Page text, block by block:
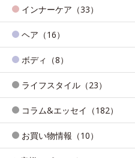
インナーケア（33）
ヘア（16）
ボディ（8）
ライフスタイル（23）
コラム&エッセイ（182）
お買い物情報（10）